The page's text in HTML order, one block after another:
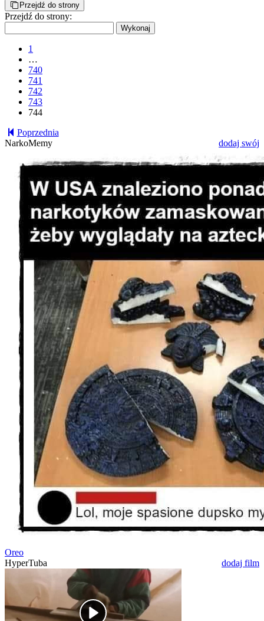
Przejdź do strony
Przejdź do strony:
1
…
740
741
742
743
744
Poprzednia
NarkoMemy
dodaj swój
Oreo
HyperTuba
dodaj film